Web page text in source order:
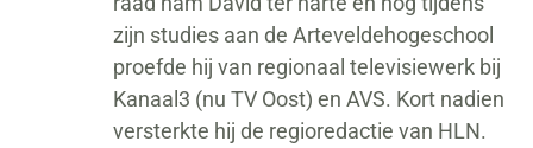
zijn studies aan de Arteveldehogeschool
proefde hij van regionaal televisiewerk bij
Kanaal3 (nu TV Oost) en AVS. Kort nadien
versterkte hij de regioredactie van HLN.